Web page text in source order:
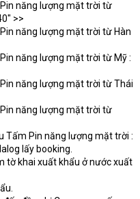
năng lượng mặt trời từ
>>
năng lượng mặt trời từ Hàn
năng lượng mặt trời từ Mỹ :
năng lượng mặt trời từ Thái
năng lượng mặt trời từ
Tấm Pin năng lượng mặt trời :
lấy booking.
tờ khai xuất khẩu ở nước xuất